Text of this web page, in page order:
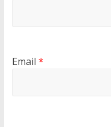
Email *